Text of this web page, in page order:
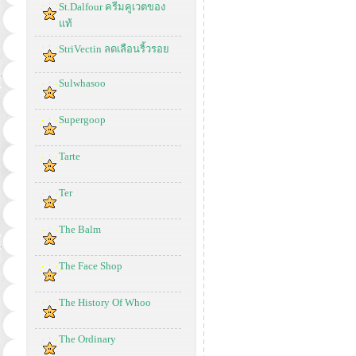
St.Dalfour ครีมคูเวตของ
แท้
StriVectin ลดเลือนริ้วรอย
Sulwhasoo
Supergoop
Tarte
Ter
The Balm
The Face Shop
The History Of Whoo
The Ordinary